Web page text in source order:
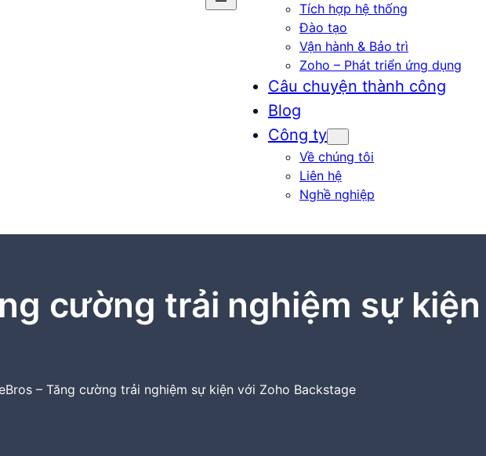
Tích hợp hệ thống
Đào tạo
Vận hành & Bảo trì
Zoho – Phát triển ứng dụng
Câu chuyện thành công
Blog
Công ty
Về chúng tôi
Liên hệ
Nghề nghiệp
cường trải nghiệm sự
– Tăng cường trải nghiệm sự kiện với Zoho Backstage